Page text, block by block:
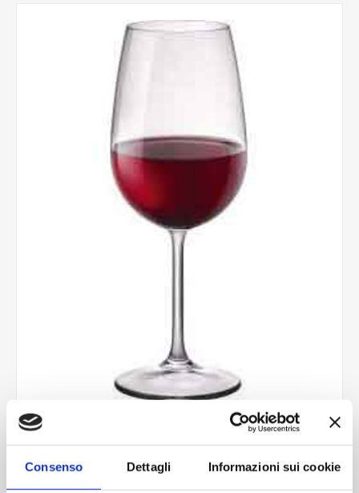
Consenso Dettagli Informazioni sui cookie
Riserva cal.bordeaux new
B6K4